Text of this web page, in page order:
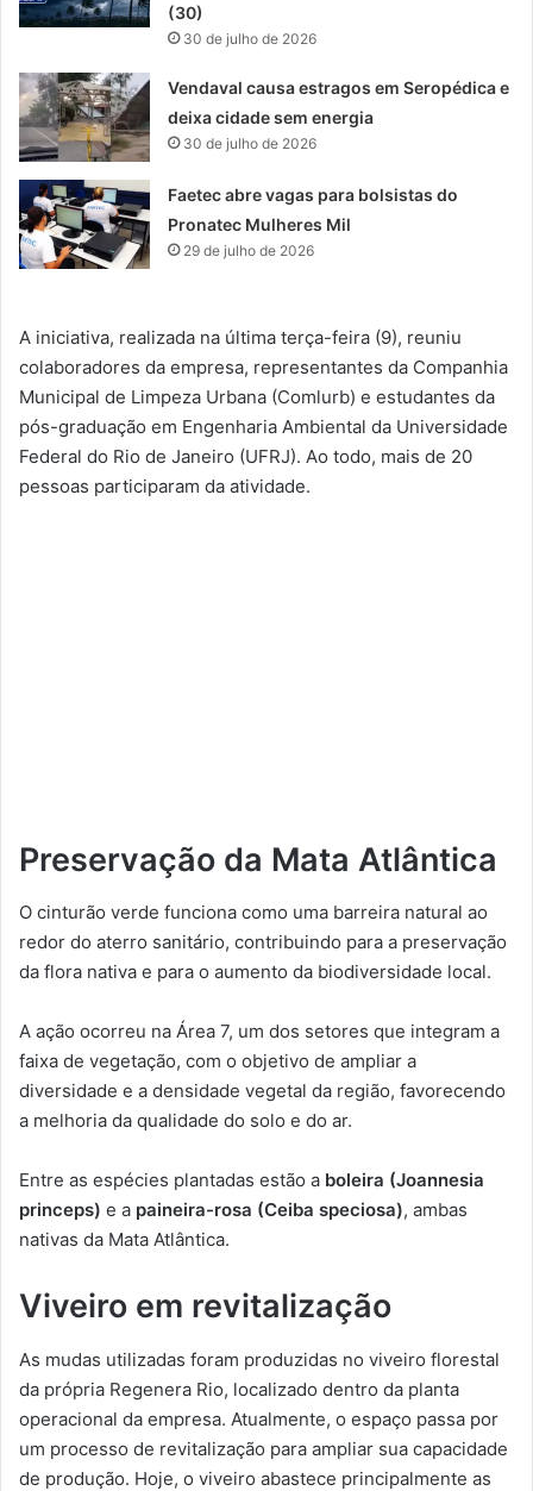
(30)
30 de julho de 2026
Vendaval causa estragos em Seropédica e
deixa cidade sem energia
30 de julho de 2026
Faetec abre vagas para bolsistas do
Pronatec Mulheres Mil
29 de julho de 2026
A iniciativa, realizada na última terça-feira (9), reuniu
colaboradores da empresa, representantes da Companhia
Municipal de Limpeza Urbana (Comlurb) e estudantes da
pós-graduação em Engenharia Ambiental da Universidade
Federal do Rio de Janeiro (UFRJ). Ao todo, mais de 20
pessoas participaram da atividade.
Preservação da Mata Atlântica
O cinturão verde funciona como uma barreira natural ao
redor do aterro sanitário, contribuindo para a preservação
da flora nativa e para o aumento da biodiversidade local.
A ação ocorreu na Área 7, um dos setores que integram a
faixa de vegetação, com o objetivo de ampliar a
diversidade e a densidade vegetal da região, favorecendo
a melhoria da qualidade do solo e do ar.
Entre as espécies plantadas estão a boleira (Joannesia
princeps) e a paineira-rosa (Ceiba speciosa), ambas
nativas da Mata Atlântica.
Viveiro em revitalização
As mudas utilizadas foram produzidas no viveiro florestal
da própria Regenera Rio, localizado dentro da planta
operacional da empresa. Atualmente, o espaço passa por
um processo de revitalização para ampliar sua capacidade
de produção. Hoje, o viveiro abastece principalmente as